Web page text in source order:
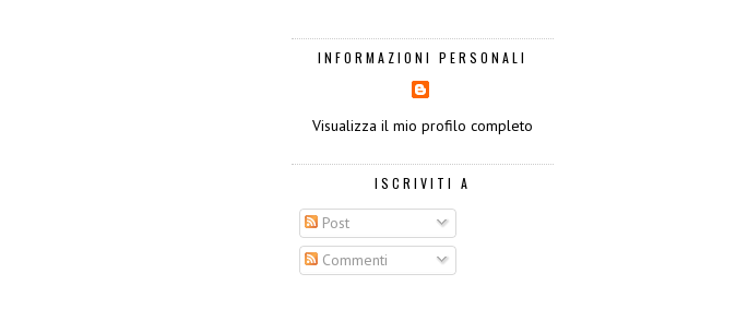
INFORMAZIONI PERSONALI
Visualizza il mio profilo completo
ISCRIVITI A
Post
Commenti